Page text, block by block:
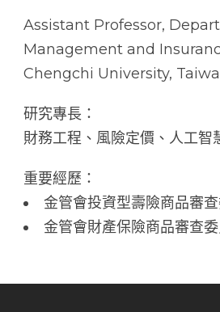
Assistant Professor,
Management and
Chengchi University,
研究專長：
財務工程、風險定價、人工智
重要經歷：
金管會投資型壽險商品審
金管會財產保險商品審查委